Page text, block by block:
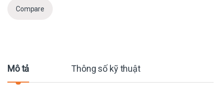
Compare
Mô tả Thông số kỹ thuật